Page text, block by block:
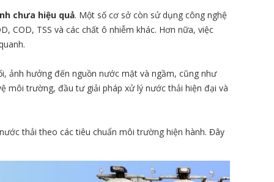
chưa hiệu quả. Một số cơ sở còn sử dụng công nghệ
COD, TSS và các chất ô nhiễm khác. Hơn nữa, việc
ảnh hưởng đến nguồn nước mặt và ngầm, cũng như
môi trường, đầu tư giải pháp xử lý nước thải hiện đại và
thải theo các tiêu chuẩn môi trường hiện hành. Đây